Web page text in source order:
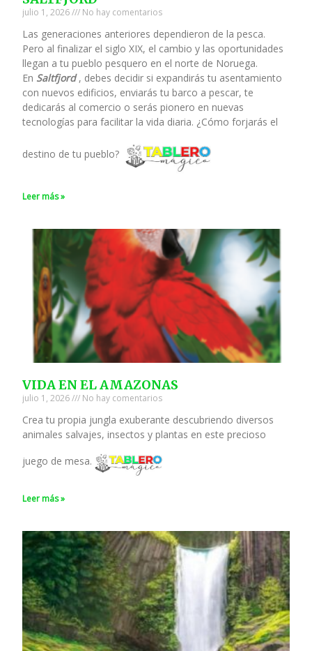
julio 1, 2026 No hay comentarios
Las generaciones anteriores dependieron de la pesca.
Pero al finalizar el siglo XIX, el cambio y las oportunidades
llegan a tu pueblo pesquero en el norte de Noruega.
En Saltfjord, debes decidir si expandirás tu asentamiento
con nuevos edificios, enviarás tu barco a pescar, te
dedicarás al comercio o serás pionero en nuevas
tecnologías para facilitar la vida diaria. ¿Cómo forjarás el
destino de tu pueblo?
Leer más »
VIDA EN EL AMAZONAS
julio 1, 2026 No hay comentarios
Crea tu propia jungla exuberante descubriendo diversos
animales salvajes, insectos y plantas en este precioso
juego de mesa.
Leer más »